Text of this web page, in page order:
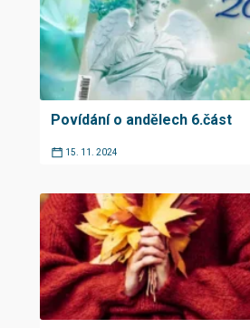
Povídání o andělech 6.část
15. 11. 2024